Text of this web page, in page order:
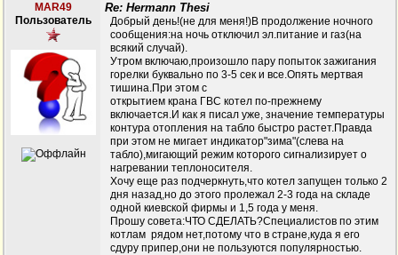
MAR49
Пользователь
Re: Hermann Thesi
Добрый день!(не для меня!)В продолжение ночного
сообщения:на ночь отключил эл.питание и газ(на
всякий случай).
Утром включаю,произошло пару попыток зажигания
горелки буквально по 3-5 сек и все.Опять мертвая
тишина.При этом с
открытием крана ГВС котел по-прежнему
включается.И как я писал уже, значение температуры
контура отопления на табло быстро растет.Правда
при этом не мигает индикатор"зима"(слева на
табло),мигающий режим которого сигнализирует о
нагревании теплоносителя.
Хочу еще раз подчеркнуть,что котел запущен только 2
дня назад,но до этого пролежал 2-3 года на складе
одной киевской фирмы и 1,5 года у меня.
Прошу совета:ЧТО СДЕЛАТЬ?Специалистов по этим
котлам рядом нет,потому что в стране,куда я его
сдуру припер,они не пользуются популярностью.